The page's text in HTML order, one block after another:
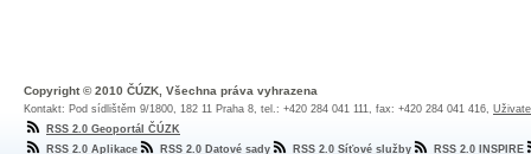
Copyright © 2010 ČÚZK, Všechna práva vyhrazena
Kontakt: Pod sídlištěm 9/1800, 182 11 Praha 8, tel.: +420 284 041 111, fax: +420 284 041 416,
RSS 2.0 Geoportál ČÚZK
RSS 2.0 Aplikace
RSS 2.0 Datové sady RSS 2.0 Síťové služby RSS 2.0 INSPIRE